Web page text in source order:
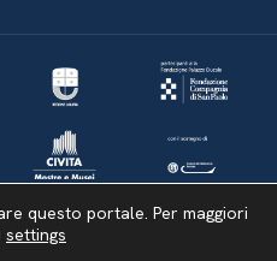
questo portale. Per maggiori
settings